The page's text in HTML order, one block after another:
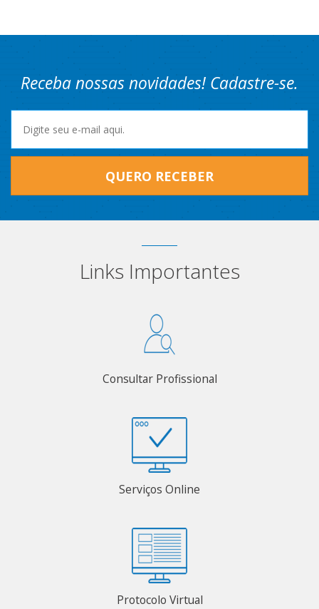
Receba nossas novidades! Cadastre-se.
QUERO RECEBER
Links Importantes
Consultar Profissional
Serviços Online
Protocolo Virtual